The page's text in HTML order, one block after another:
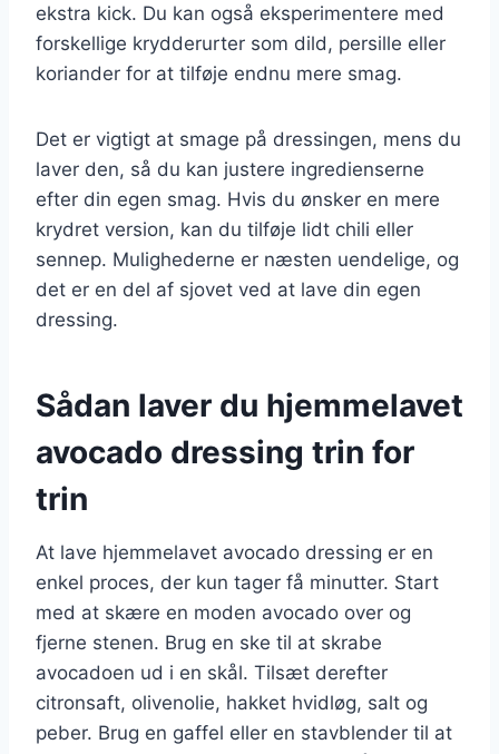
ekstra kick. Du kan også eksperimentere med
forskellige krydderurter som dild, persille eller
koriander for at tilføje endnu mere smag.
Det er vigtigt at smage på dressingen, mens du
laver den, så du kan justere ingredienserne
efter din egen smag. Hvis du ønsker en mere
krydret version, kan du tilføje lidt chili eller
sennep. Mulighederne er næsten uendelige, og
det er en del af sjovet ved at lave din egen
dressing.
Sådan laver du hjemmelavet
avocado dressing trin for
trin
At lave hjemmelavet avocado dressing er en
enkel proces, der kun tager få minutter. Start
med at skære en moden avocado over og
fjerne stenen. Brug en ske til at skrabe
avocadoen ud i en skål. Tilsæt derefter
citronsaft, olivenolie, hakket hvidløg, salt og
peber. Brug en gaffel eller en stavblender til at